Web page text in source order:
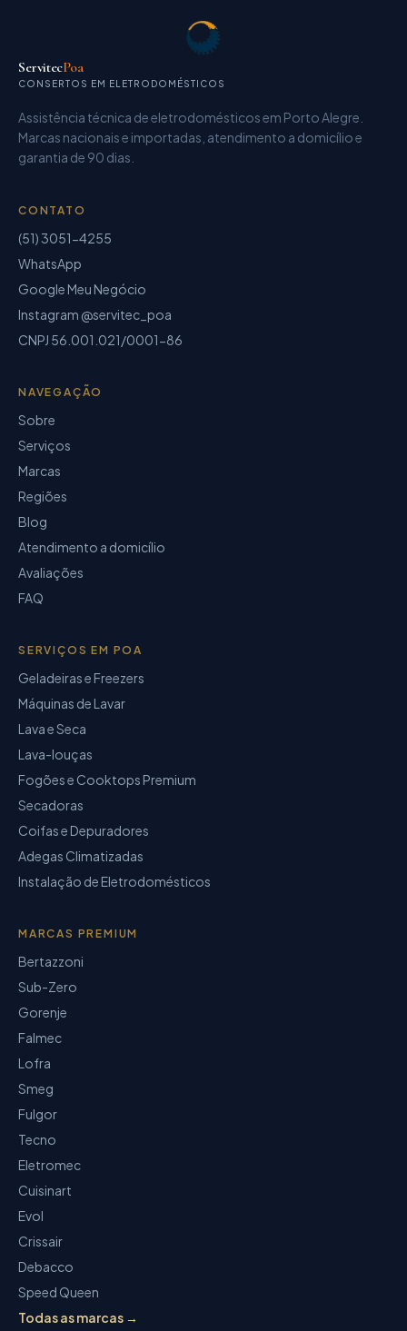
ServitecPoa
CONSERTOS EM ELETRODOMÉSTICOS
Assistência técnica de eletrodomésticosem Porto Alegre.
Marcas nacionais e importadas, atendimento a domicílio e
garantia de 90 dias
CONTATO
(51) 3051-4255
WhatsApp
Google Meu Negócio
Instagram @servitec_poa
CNPJ 56.001.021/0001-86
NAVEGAÇÃO
Sobre
Serviços
Marcas
Regiões
Blog
Atendimento a domicílio
Avaliações
FAQ
SERVIÇOS EM POA
Geladeiras e Freezers
Máquinas de Lavar
Lava e Seca
Lava-louças
Fogões e Cooktops Premium
Secadoras
Coifas e Depuradores
Adegas Climatizadas
Instalação de Eletrodomésticos
MARCAS PREMIUM
Bertazzoni
Sub-Zero
Gorenje
Falmec
Lofra
Smeg
Fulgor
Tecno
Eletromec
Cuisinart
Evol
Crissair
Debacco
Speed Queen
Todas as marcas →